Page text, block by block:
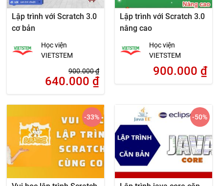
Lập trình với Scratch 3.0
cơ bản
Học viện
VIETSTEM
900.000₫
640.000 ₫
Lập trình với Scratch 3.0
nâng cao
Học viện
VIETSTEM
900.000 ₫
-33% -50%